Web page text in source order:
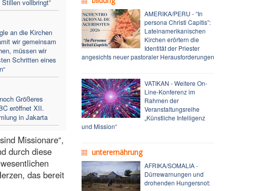
vollbringt”
an die Kirchen
wir gemeinsam
müssen wir
Schritten eines
Größeres
eröffnet XII.
in Jakarta
Missionare“,
durch diese
das bereit
AMERIKA/PERU - “In
persona Christi Capitis”:
Lateinamerikanischen
Kirchen erörtern die
Identität der Priester
angesichts neuer pastoraler Herausforderungen
VATIKAN - Weitere On-
Line-Konferenz im
Rahmen der
Veranstaltungsreihe
„Künstliche Intelligenz
und Mission“
unterernährung
AFRIKA/SOMALIA -
Dürrewarnungen und
drohenden Hungersnot: